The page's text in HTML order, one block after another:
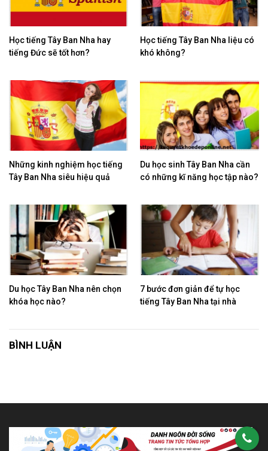
Học tiếng Tây Ban Nha hay
tiếng Đức sẽ tốt hơn?
Học tiếng Tây Ban Nha liệu có
khó không?
Những kinh nghiệm học tiếng
Tây Ban Nha siêu hiệu quả
Du học sinh Tây Ban Nha cần
có những kĩ năng học tập nào?
Du học Tây Ban Nha nên chọn
khóa học nào?
7 bước đơn giản để tự học
tiếng Tây Ban Nha tại nhà
BÌNH LUẬN